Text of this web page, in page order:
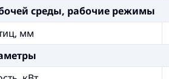
среды, рабочие режимы
мм